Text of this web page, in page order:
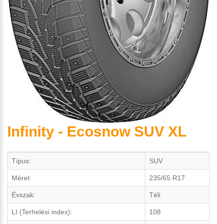
Infinity - Ecosnow SUV XL
Típus: SUV
Méret: 235/65 R17
Évszak: Téli
LI (Terhelési index): 108